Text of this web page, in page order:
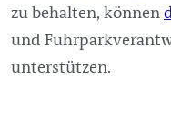
zu behalten, können
und
unterstützen.